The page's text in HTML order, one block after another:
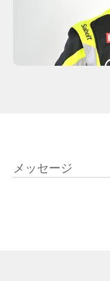
メッセージ